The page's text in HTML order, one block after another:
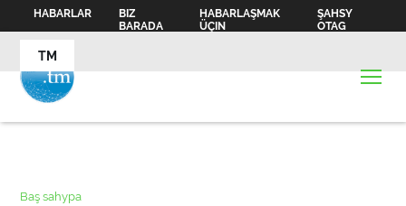
HABARLAR
BIZ
BARADA
HABARLAŞMAK
ÜÇIN
ŞAHSY
OTAG
TM
Baş sahypa